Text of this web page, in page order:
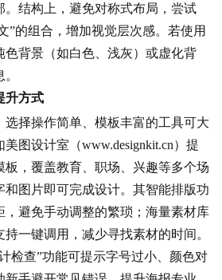
。结构上，避免对称式布局，尝试
”的组合，增加视觉层次感。若使用
色背景（如白色、浅灰）或虚化背
升方式
选择操作简单、模板丰富的工具可大
图设计室（www.designkit.cn）提
板，覆盖教育、职场、兴趣等多个场
和图片即可完成设计。其智能排版功
，避免手动调整的繁琐；海量素材库
持一键调用，减少寻找素材的时间。
检查”功能可提示字号过小、颜色对